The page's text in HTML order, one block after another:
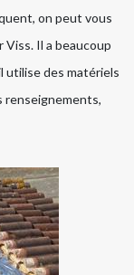
on peut vous
Il a beaucoup
utilise des matériels
renseignements,